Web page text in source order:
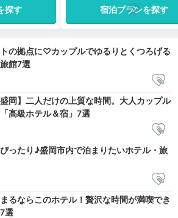
探す 宿泊プランを探す
の拠点に♡カップルでゆるりとくつろげる
館7選
盛岡】二人だけの上質な時間。大人カップル
高級ホテル＆宿」7選
ったり♪盛岡市内で泊まりたいホテル・旅
るならこのホテル！贅沢な時間が満喫でき
選